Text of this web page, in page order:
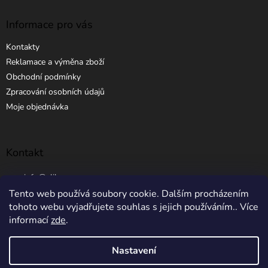
Tento web používá soubory cookie. Dalším procházením
tohoto webu vyjadřujete souhlas s jejich používáním.. Více
informacízde.
Nastavení
Informace pro vás
Kontakty
Reklamace a výměna zboží
Obchodní podmínky
Zpracování osobních údajů
Moje objednávka
Kontakt
info @ elibros.cz
+420 734 184 444